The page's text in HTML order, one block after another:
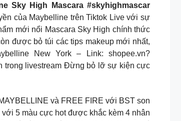
Sky High Mascara #skyhighmascar
của Maybelline trên Tiktok Live với sự
mới nổi Mascara Sky High chính thức
được bỏ túi các tips makeup mới nhất,
New York – Link: shopee.vn?
trong livestream Đừng bỏ lỡ sự kiện cực
và FREE FIRE với BST son
5 màu cực hot được khắc kèm 4 nhân